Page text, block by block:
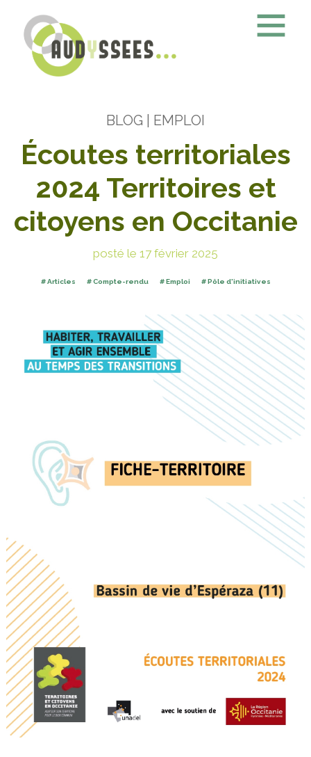
BLOG | EMPLOI
Écoutes territoriales
2024 Territoires et
citoyens en Occitanie
posté le 17 février 2025
Articles Compte-rendu Emploi Pôle d'initiatives